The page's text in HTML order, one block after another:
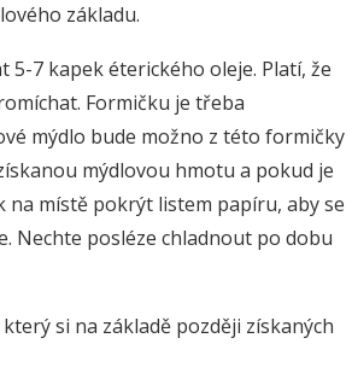
základu.
7 kapek éterického oleje. Platí, že
Formičku je třeba
mýdlo bude možno z této formičky
mýdlovou hmotu a pokud je
na místě pokrýt listem papíru, aby se
Nechte posléze chladnout po dobu
si na základě později získaných